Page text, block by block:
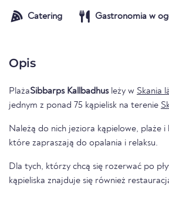
Catering Gastronomia w
Opis
PlażaSibbarps Kallbadhusleży w Skania
jednym z ponad 75 kąpielisk na terenie
Należą do nich jeziora kąpielowe, plaże i
które zapraszają do opalania i relaksu.
Dla tych, którzy chcą się rozerwać po
kąpieliska znajduje się również